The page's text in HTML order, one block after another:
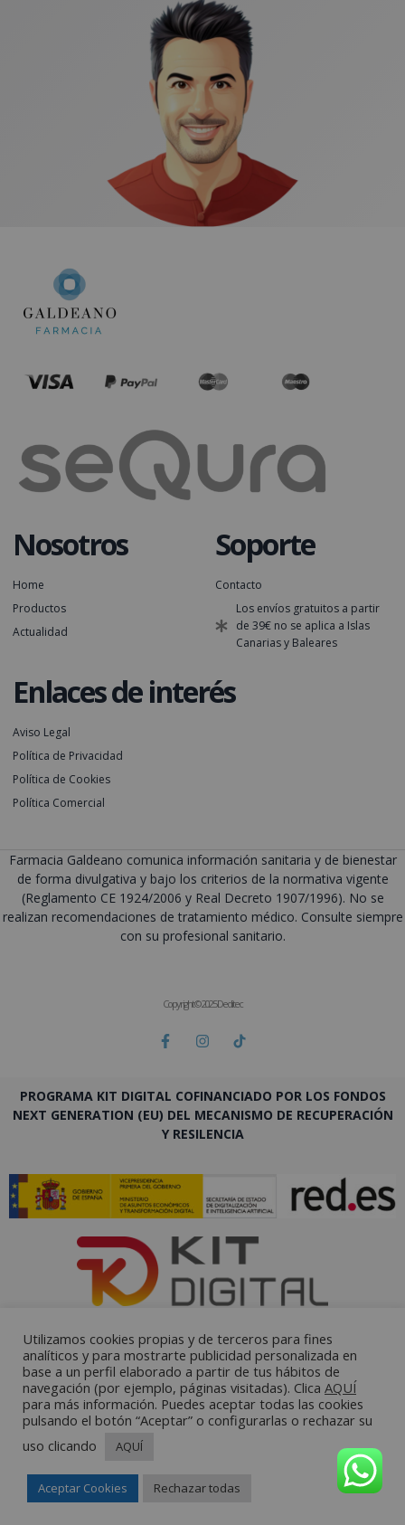
Nosotros
Home
Productos
Actualidad
Soporte
Contacto
Los envíos gratuitos a partir
de 39€ no se aplica a Islas
Canarias y Baleares
Enlaces de interés
Aviso Legal
Política de Privacidad
Política de Cookies
Política Comercial
Farmacia Galdeano comunica información sanitaria y de bienestar
de forma divulgativa y bajo los criterios de la normativa vigente
(Reglamento CE 1924/2006 y Real Decreto 1907/1996). No se
realizan recomendaciones de tratamiento médico. Consulte siempre
con su profesional sanitario.
Copyright © 2025 Deditec
PROGRAMA KIT DIGITAL COFINANCIADO POR LOS FONDOS
NEXT GENERATION (EU) DEL MECANISMO DE RECUPERACIÓN
Y RESILENCIA
Utilizamos cookies propias y de terceros para fines
analíticos y para mostrarte publicidad personalizada en
base a un perfil elaborado a partir de tus hábitos de
navegación (por ejemplo, páginas visitadas). Clica AQUÍ
para más información. Puedes aceptar todas las cookies
pulsando el botón “Aceptar” o configurarlas o rechazar su
uso clicando
AQUÍ
Aceptar Cookies Rechazar todas